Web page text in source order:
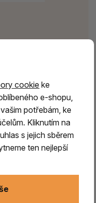
cookie ke
e-shopu,
potřebám, ke
Kliknutím na
s jejich sběrem
ten nejlepší